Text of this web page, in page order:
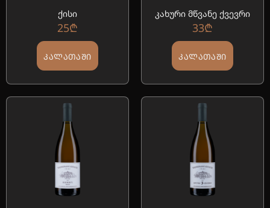
ქისი
25₾
ᲙᲐᲚᲐᲗᲐᲨᲘ
კახური მწვანე ქვევრი
33₾
ᲙᲐᲚᲐᲗᲐᲨᲘ